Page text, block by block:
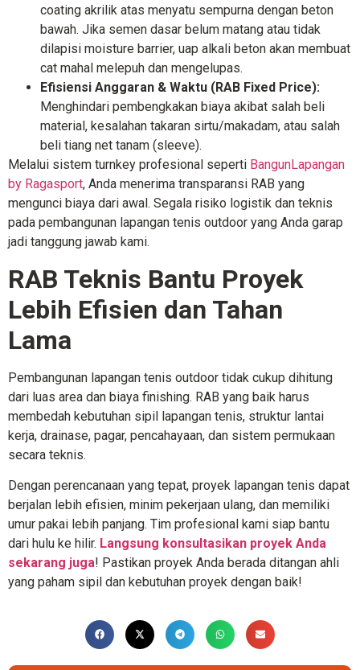
coating akrilik atas menyatu sempurna dengan beton
bawah. Jika semen dasar belum matang atau tidak
dilapisi moisture barrier, uap alkali beton akan membuat
cat mahal melepuh dan mengelupas.
Efisiensi Anggaran & Waktu (RAB Fixed Price):
Menghindari pembengkakan biaya akibat salah beli
material, kesalahan takaran sirtu/makadam, atau salah
beli tiang net tanam (sleeve).
Melalui sistem turnkey profesional seperti BangunLapangan
by Ragasport, Anda menerima transparansi RAB yang
mengunci biaya dari awal. Segala risiko logistik dan teknis
pada pembangunan lapangan tenis outdoor yang Anda garap
jadi tanggung jawab kami.
RAB Teknis Bantu Proyek
Lebih Efisien dan Tahan
Lama
Pembangunan lapangan tenis outdoor tidak cukup dihitung
dari luas area dan biaya finishing. RAB yang baik harus
membedah kebutuhan sipil lapangan tenis, struktur lantai
kerja, drainase, pagar, pencahayaan, dan sistem permukaan
secara teknis.
Dengan perencanaan yang tepat, proyek lapangan tenis dapat
berjalan lebih efisien, minim pekerjaan ulang, dan memiliki
umur pakai lebih panjang. Tim profesional kami siap bantu
dari hulu ke hilir. Langsung konsultasikan proyek Anda
sekarang juga! Pastikan proyek Anda berada ditangan ahli
yang paham sipil dan kebutuhan proyek dengan baik!